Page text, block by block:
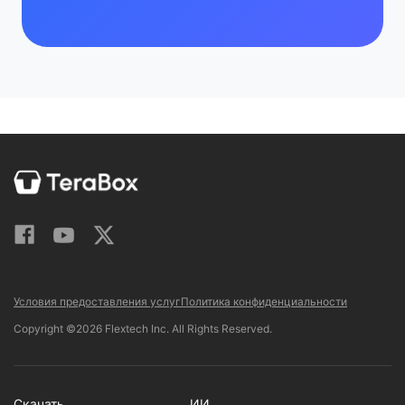
Условия предоставления услугПолитика конфиденциальности
Copyright ©2026 Flextech Inc. All Rights Reserved.